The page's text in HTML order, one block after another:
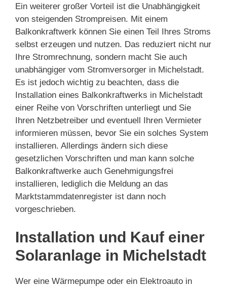
Ein weiterer großer Vorteil ist die Unabhängigkeit
von steigenden Strompreisen. Mit einem
Balkonkraftwerk können Sie einen Teil Ihres Stroms
selbst erzeugen und nutzen. Das reduziert nicht nur
Ihre Stromrechnung, sondern macht Sie auch
unabhängiger vom Stromversorger in Michelstadt.
Es ist jedoch wichtig zu beachten, dass die
Installation eines Balkonkraftwerks in Michelstadt
einer Reihe von Vorschriften unterliegt und Sie
Ihren Netzbetreiber und eventuell Ihren Vermieter
informieren müssen, bevor Sie ein solches System
installieren. Allerdings ändern sich diese
gesetzlichen Vorschriften und man kann solche
Balkonkraftwerke auch Genehmigungsfrei
installieren, lediglich die Meldung an das
Marktstammdatenregister ist dann noch
vorgeschrieben.
Installation und Kauf einer
Solaranlage in Michelstadt
Wer eine Wärmepumpe oder ein Elektroauto in